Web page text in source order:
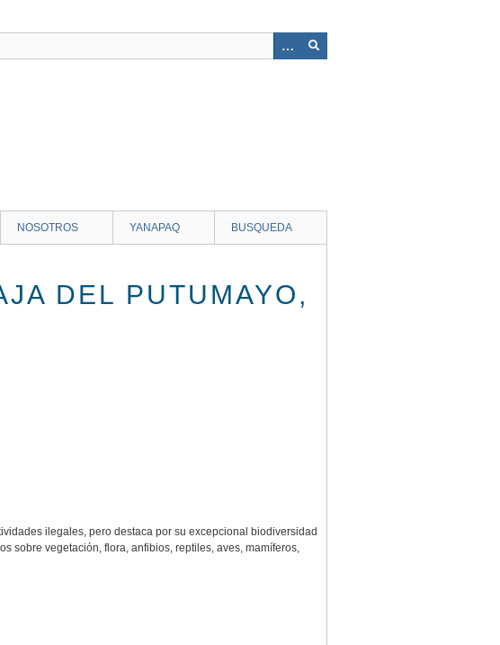
NOSOTROS YANAPAQ BUSQUEDA
DEL PUTUMAYO,
ilegales, pero destaca por su excepcional biodiversidad
sobre vegetación, flora, anfibios, reptiles, aves, mamíferos,